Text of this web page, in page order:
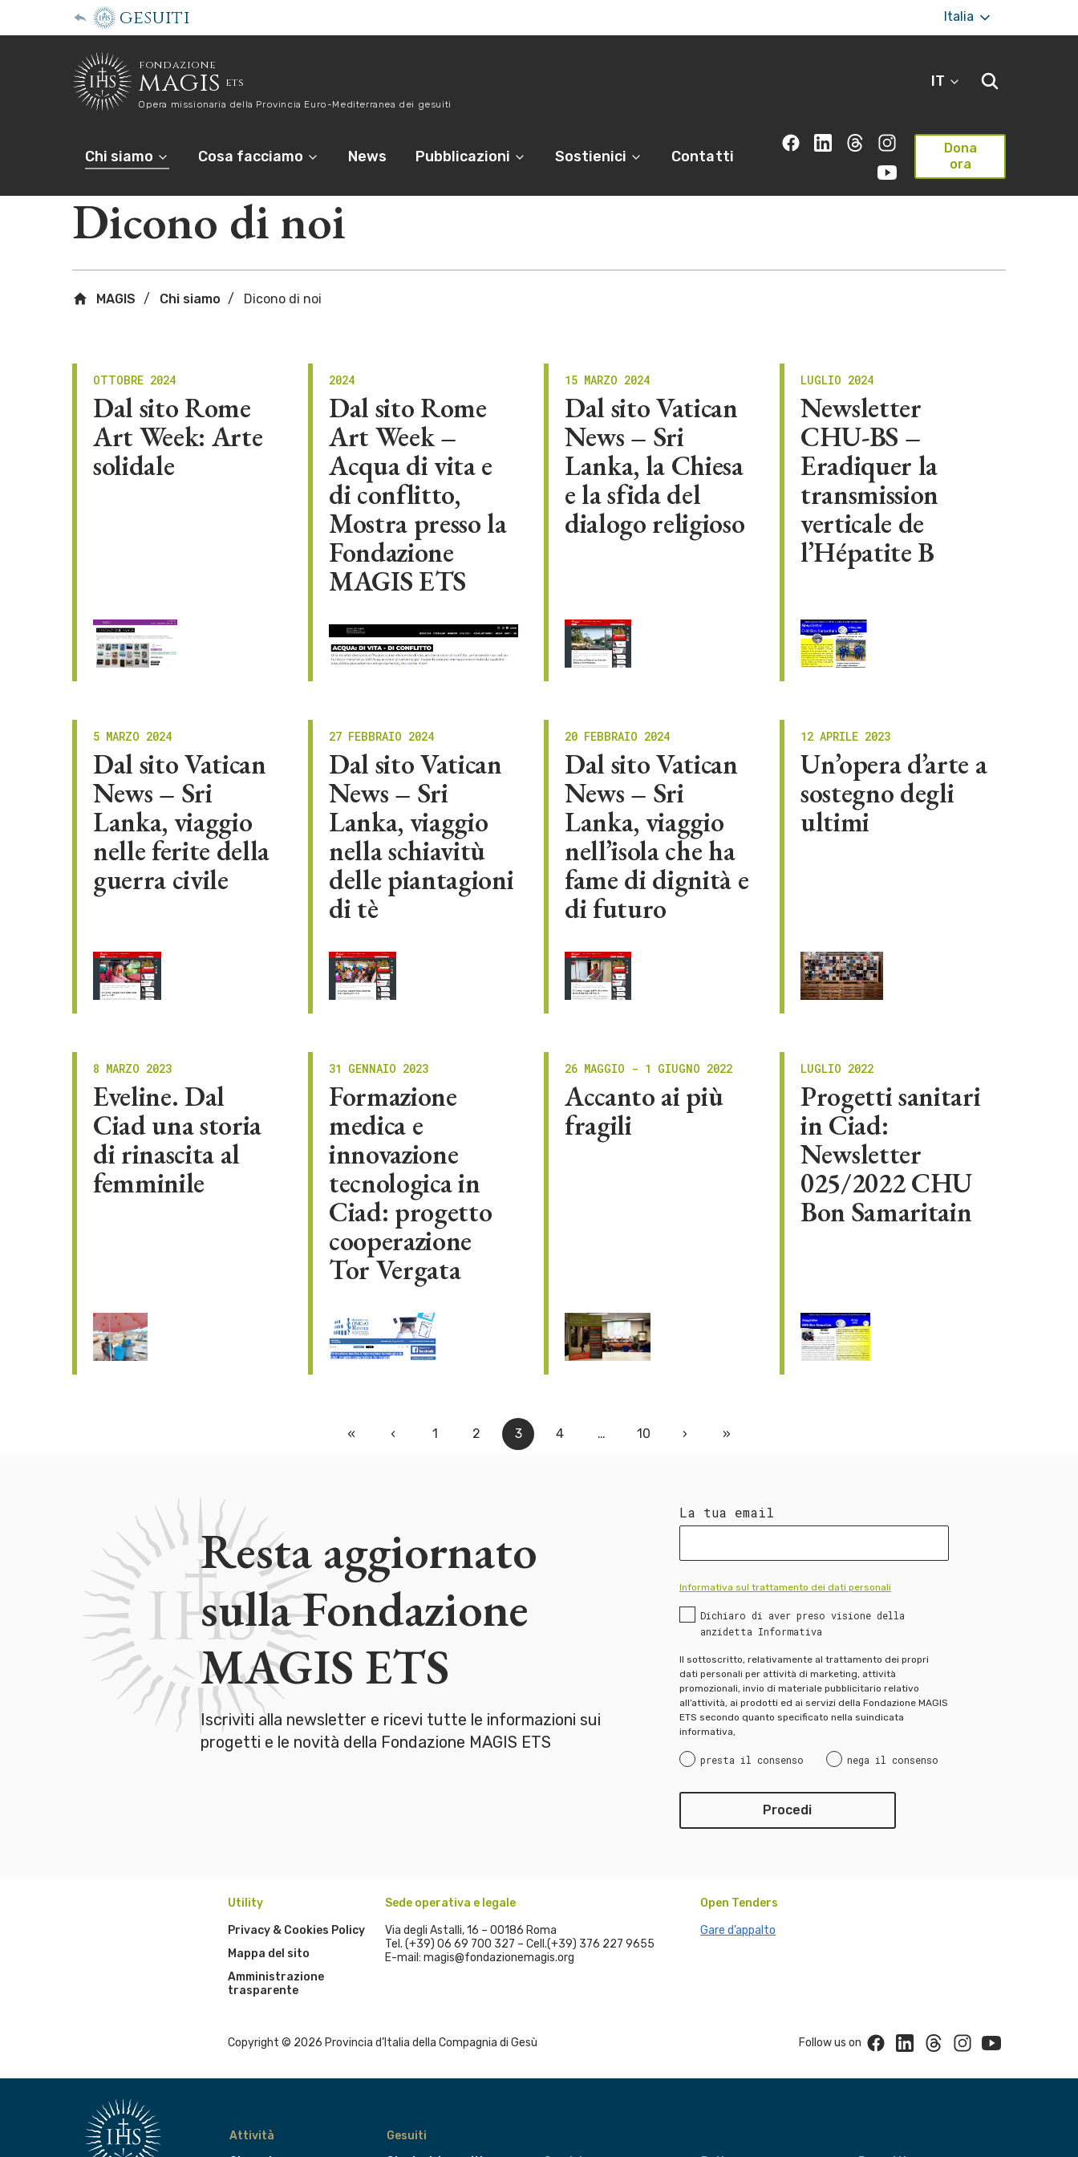
gesuiti Italia
fondazione
magis ets
Opera missionaria della Provincia Euro-Mediterranea dei gesuiti
IT
Chi siamo Cosa facciamo News Pubblicazioni Sostienici Contatti
Dona
ora
Dicono di noi
MAGIS Chi siamo Dicono di noi
OTTOBRE 2024
Dal sito Rome
Art Week: Arte
solidale
2024
Dal sito Rome
Art Week –
Acqua di vita e
di conflitto,
Mostra presso la
Fondazione
MAGIS ETS
15 MARZO 2024
Dal sito Vatican
News – Sri
Lanka, la Chiesa
e la sfida del
dialogo religioso
LUGLIO 2024
Newsletter
CHU-BS –
Eradiquer la
transmission
verticale de
l’Hépatite B
5 MARZO 2024
Dal sito Vatican
News – Sri
Lanka, viaggio
nelle ferite della
guerra civile
27 FEBBRAIO 2024
Dal sito Vatican
News – Sri
Lanka, viaggio
nella schiavitù
delle piantagioni
di tè
20 FEBBRAIO 2024
Dal sito Vatican
News – Sri
Lanka, viaggio
nell’isola che ha
fame di dignità e
di futuro
12 APRILE 2023
Un’opera d’arte a
sostegno degli
ultimi
8 MARZO 2023
Eveline. Dal
Ciad una storia
di rinascita al
femminile
31 GENNAIO 2023
Formazione
medica e
innovazione
tecnologica in
Ciad: progetto
cooperazione
Tor Vergata
26 MAGGIO - 1 GIUGNO 2022
Accanto ai più
fragili
LUGLIO 2022
Progetti sanitari
in Ciad:
Newsletter
025/2022 CHU
Bon Samaritain
« ‹ 1 2 3 4 … 10 › »
Resta aggiornato
sulla Fondazione
MAGIS ETS
Iscriviti alla newsletter e ricevi tutte le informazioni sui
progetti e le novità della Fondazione MAGIS ETS
La tua email
Informativa sul trattamento dei dati personali
Dichiaro di aver preso visione della
anzidetta Informativa
Il sottoscritto, relativamente al trattamento dei propri
dati personali per attività di marketing, attività
promozionali, invio di materiale pubblicitario relativo
all’attività, ai prodotti ed ai servizi della Fondazione MAGIS
ETS secondo quanto specificato nella suindicata
informativa,
presta il consenso nega il consenso
Utility
Privacy & Cookies Policy
Mappa del sito
Amministrazione
trasparente
Sede operativa e legale
Via degli Astalli, 16 – 00186 Roma
Tel. (+39) 06 69 700 327 – Cell.(+39) 376 227 9655
E-mail: magis@fondazionemagis.org
Open Tenders
Gare d’appalto
Copyright © 2026 Provincia d’Italia della Compagnia di Gesù Follow us on FacebookLinkedinThreadsInstagramYoutube
Attività
Gesuiti